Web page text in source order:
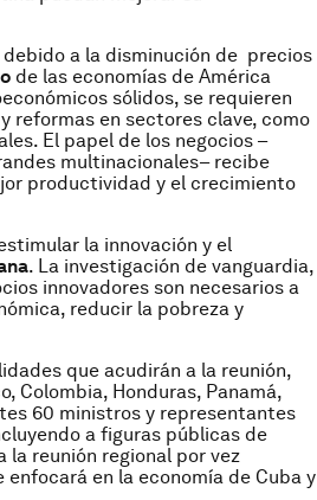
a la disminución de precios
de las economías de América
sólidos, se requieren
reformas en sectores clave, como
El papel de los negocios –
multinacionales– recibe
productividad y el crecimiento
la innovación y el
. La investigación de vanguardia,
innovadores son necesarios a
reducir la pobreza y
que acudirán a la reunión,
Colombia, Honduras, Panamá,
60 ministros y representantes
a figuras públicas de
la reunión regional por vez
en la economía de Cuba y